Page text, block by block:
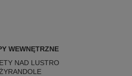
WEWNĘTRZNE
NAD LUSTRO
ŻYRANDOLE